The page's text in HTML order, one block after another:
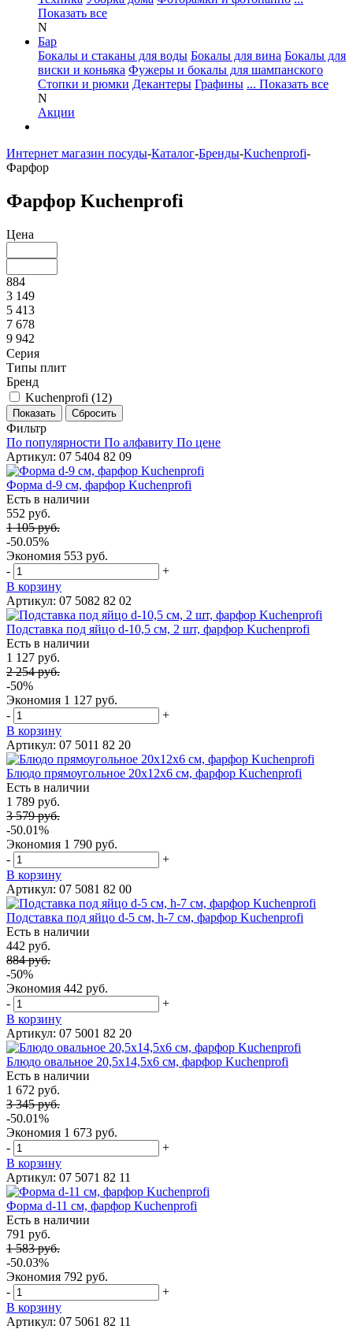
Показать все
N
Бар
Бокалы и стаканы для воды Бокалы для вина Бокалы для
виски и коньяка Фужеры и бокалы для шампанского
Стопки и рюмки Декантеры Графины ... Показать все
N
Акции
Интернет магазин посуды-Каталог-Бренды-Kuchenprofi-
Фарфор
Фарфор Kuchenprofi
Цена
884
3 149
5 413
7 678
9 942
Серия
Типы плит
Бренд
Kuchenprofi (12)
Фильтр
По популярности По алфавиту По цене
Артикул: 07 5404 82 09
Форма d-9 см, фарфор Kuchenprofi
Есть в наличии
552 руб.
1 105 руб.
-50.05%
Экономия 553 руб.
-
+
В корзину
Артикул: 07 5082 82 02
Подставка под яйцо d-10,5 см, 2 шт, фарфор Kuchenprofi
Есть в наличии
1 127 руб.
2 254 руб.
-50%
Экономия 1 127 руб.
-
+
В корзину
Артикул: 07 5011 82 20
Блюдо прямоугольное 20х12х6 см, фарфор Kuchenprofi
Есть в наличии
1 789 руб.
3 579 руб.
-50.01%
Экономия 1 790 руб.
-
+
В корзину
Артикул: 07 5081 82 00
Подставка под яйцо d-5 см, h-7 см, фарфор Kuchenprofi
Есть в наличии
442 руб.
884 руб.
-50%
Экономия 442 руб.
-
+
В корзину
Артикул: 07 5001 82 20
Блюдо овальное 20,5х14,5х6 см, фарфор Kuchenprofi
Есть в наличии
1 672 руб.
3 345 руб.
-50.01%
Экономия 1 673 руб.
-
+
В корзину
Артикул: 07 5071 82 11
Форма d-11 см, фарфор Kuchenprofi
Есть в наличии
791 руб.
1 583 руб.
-50.03%
Экономия 792 руб.
-
+
В корзину
Артикул: 07 5061 82 11